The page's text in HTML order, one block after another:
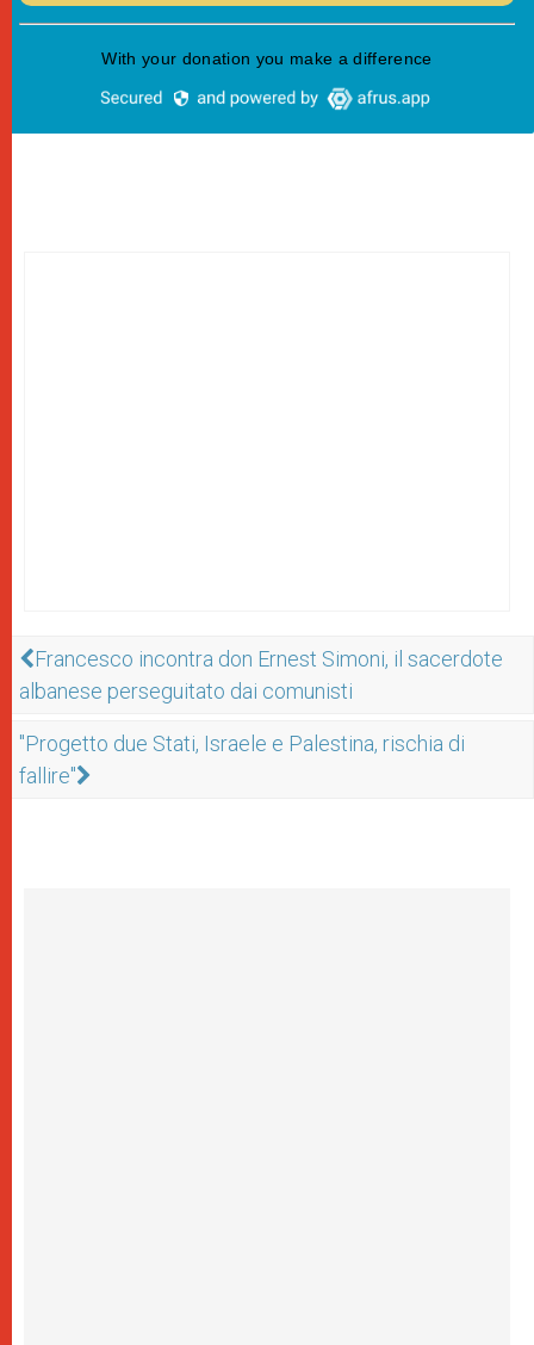
Francesco incontra don Ernest Simoni, il sacerdote
albanese perseguitato dai comunisti
"Progetto due Stati, Israele e Palestina, rischia di
fallire"